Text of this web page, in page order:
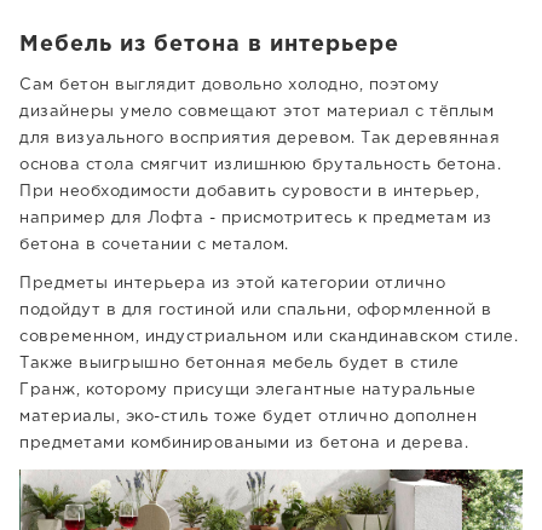
Мебель из бетона в интерьере
Сам бетон выглядит довольно холодно, поэтому
дизайнеры умело совмещают этот материал с тёплым
для визуального восприятия деревом. Так деревянная
основа стола смягчит излишнюю брутальность бетона.
При необходимости добавить суровости в интерьер,
например для Лофта - присмотритесь к предметам из
бетона в сочетании с металом.
Предметы интерьера из этой категории отлично
подойдут в для гостиной или спальни, оформленной в
современном, индустриальном или скандинавском стиле.
Также выигрышно бетонная мебель будет в стиле
Гранж, которому присущи элегантные натуральные
материалы, эко-стиль тоже будет отлично дополнен
предметами комбинироваными из бетона и дерева.